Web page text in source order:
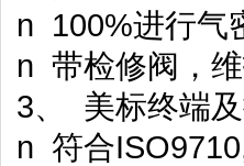
n 100%进行气
n 带检修阀，
3、 美标终端
n 符合